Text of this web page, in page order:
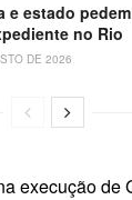
e estado
no Rio
DE 2026
execução de